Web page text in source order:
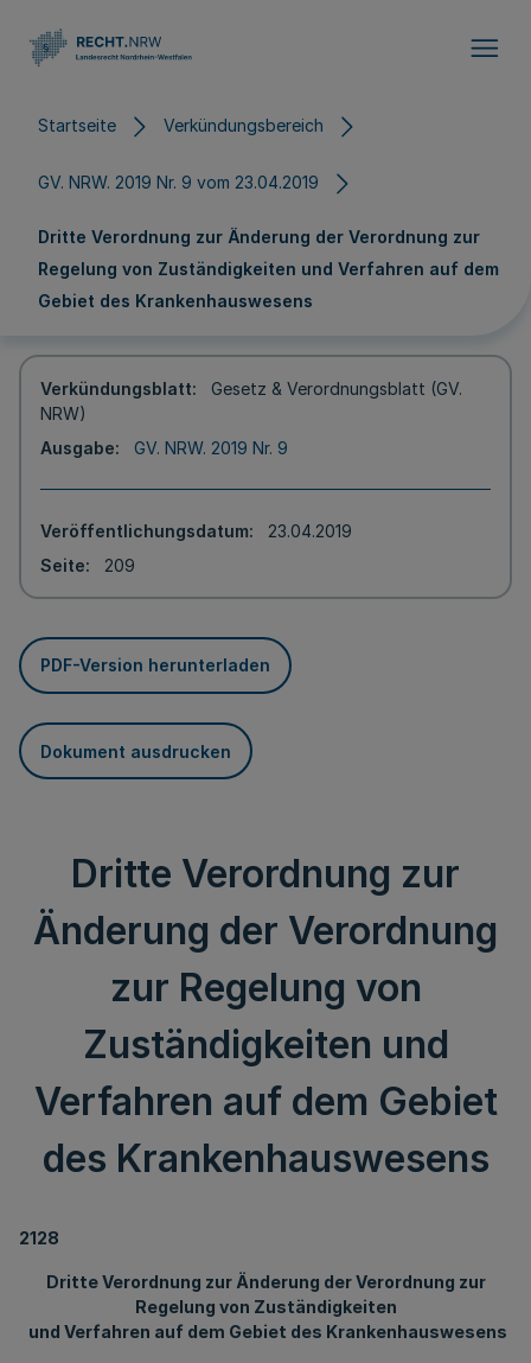
Startseite Verkündungsbereich
GV. NRW. 2019 Nr. 9 vom 23.04.2019
Dritte Verordnung zur Änderung der Verordnung zur
Regelung von Zuständigkeiten und Verfahren auf dem
Gebiet des Krankenhauswesens
Verkündungsblatt
Gesetz & Verordnungsblatt (GV.
NRW)
Ausgabe
GV. NRW. 2019 Nr. 9
Veröffentlichungsdatum
23.04.2019
Seite
209
PDF-Version herunterladen
Dokument ausdrucken
Dritte Verordnung zur
Änderung der Verordnung
zur Regelung von
Zuständigkeiten und
Verfahren auf dem Gebiet
des Krankenhauswesens
2128
Dritte Verordnung zur Änderung der Verordnung zur
Regelung von Zuständigkeiten
und Verfahren auf dem Gebiet des Krankenhauswesens